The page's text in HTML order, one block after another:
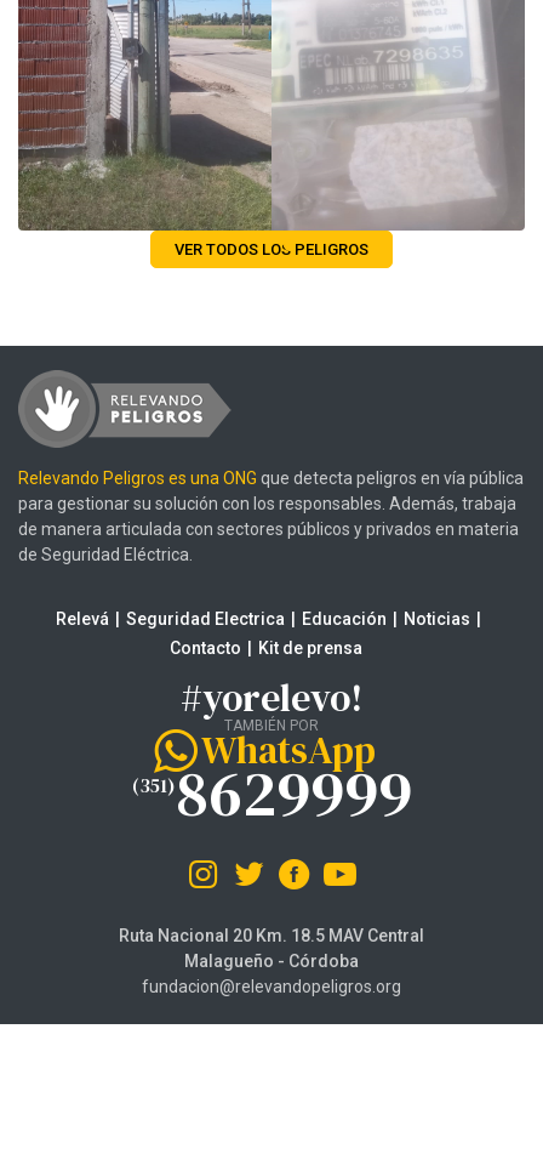
VER TODOS LOS PELIGROS
Relevando Peligros es una ONG que detecta peligros en vía pública
para gestionar su solución con los responsables. Además, trabaja
de manera articulada con sectores públicos y privados en materia
de Seguridad Eléctrica.
Relevá Seguridad Electrica Educación
Noticias
Contacto
Kit de prensa
#yorelevo!
TAMBIÉN POR
WhatsApp
(351)8629999
Ruta Nacional 20 Km. 18.5 MAV Central
Malagueño - Córdoba
fundacion@relevandopeligros.org